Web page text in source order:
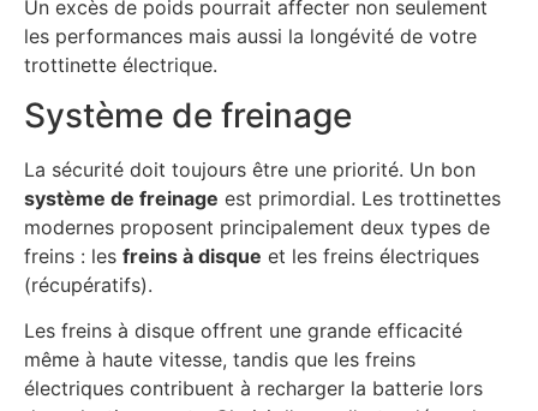
Un excès de poids pourrait affecter non seulement
les performances mais aussi la longévité de votre
trottinette électrique.
Système de freinage
La sécurité doit toujours être une priorité. Un bon
système de freinage est primordial. Les trottinettes
modernes proposent principalement deux types de
freins : les freins à disque et les freins électriques
(récupératifs).
Les freins à disque offrent une grande efficacité
même à haute vitesse, tandis que les freins
électriques contribuent à recharger la batterie lors